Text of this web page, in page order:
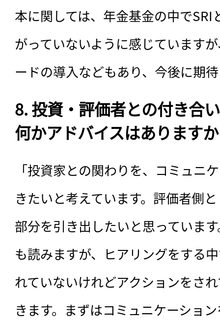
本に関しては、年金基金の中で
がっていないように感じています
ードの導入などもあり、今後に期
8. 投資・評価者との付き合
何かアドバイスはあります
「投資家との関わりを、コミュニ
きたいと考えています。評価者側
部分を引き出したいと思っていま
も読みますが、ヒアリングをする
れていないけれどアクションをさ
きます。まずはコミュニケーショ